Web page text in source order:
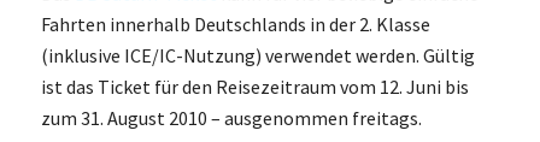
Fahrten innerhalb Deutschlands in der 2. Klasse
(inklusive ICE/IC-Nutzung) verwendet werden. Gültig
ist das Ticket für den Reisezeitraum vom 12. Juni bis
zum 31. August 2010 – ausgenommen freitags.